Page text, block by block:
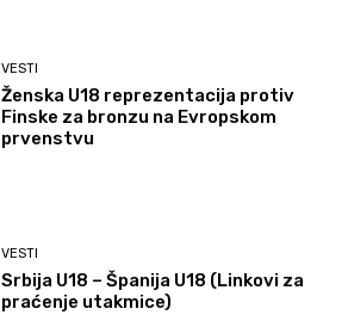
VESTI
Ženska U18 reprezentacija protiv
Finske za bronzu na Evropskom
prvenstvu
VESTI
Srbija U18 – Španija U18 (Linkovi za
praćenje utakmice)